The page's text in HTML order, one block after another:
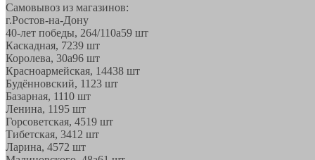
Самовывоз из магазинов:
г.Ростов-на-Дону
40-лет победы, 264/110а59 шт
Каскадная, 7239 шт
Королева, 30а96 шт
Красноармейская, 14438 шт
Будённовский, 11 23 шт
Базарная, 1110 шт
Ленина, 1195 шт
Горсоветская, 4519 шт
Тибетская, 3412 шт
Ларина, 4572 шт